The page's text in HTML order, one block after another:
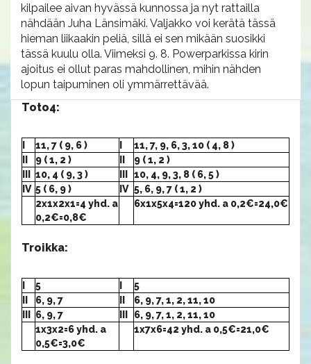
kilpailee aivan hyvässä kunnossa ja nyt rattailla
nähdään Juha Länsimäki. Valjakko voi kerätä tässä
hieman liikaakin peliä, sillä ei sen mikään suosikki
tässä kuulu olla. Viimeksi 9. 8. Powerparkissa kirin
ajoitus ei ollut paras mahdollinen, mihin nähden
lopun taipuminen oli ymmärrettävää.
Toto4:
11, 7 ( 9, 6 )
11, 7, 9, 6, 3, 10 ( 4, 8 )
9 ( 1, 2 )
9 ( 1, 2 )
10, 4 ( 9, 3 )
10, 4, 9, 3, 8 ( 6, 5 )
IV 5 ( 6, 9 ) IV 5, 6, 9, 7 ( 1, 2 )
2x1x2x1=4 yhd. a
0,2€=0,8€
6x1x5x4=120 yhd. a 0,2€=24,0€
Troikka:
5
5
6, 9, 7
6, 9, 7, 1, 2, 11, 10
6, 9, 7
6, 9, 7, 1, 2, 11, 10
1x3x2=6 yhd. a
0,5€=3,0€
1x7x6=42 yhd. a 0,5€=21,0€